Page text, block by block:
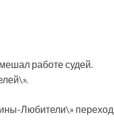
работе судей.
Любители\»